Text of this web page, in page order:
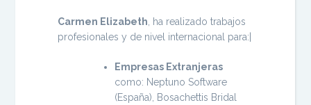
Carmen Elizabeth , ha realizado trabajos
profesionales y de nivel internacional para:|
Empresas Extranjeras
como: Neptuno Software
(España), Bosachettis Bridal